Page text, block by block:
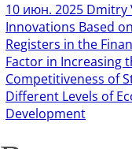
10 июн. 2025 Dmitry
Innovations Based
Registers in the
Factor in Increasing
Competitiveness of
Different Levels of
Development